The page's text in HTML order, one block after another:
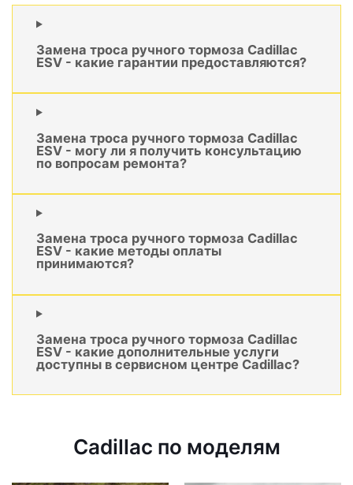
Замена троса ручного тормоза Cadillac
ESV - какие гарантии предоставляются?
Замена троса ручного тормоза Cadillac
ESV - могу ли я получить консультацию
по вопросам ремонта?
Замена троса ручного тормоза Cadillac
ESV - какие методы оплаты
принимаются?
Замена троса ручного тормоза Cadillac
ESV - какие дополнительные услуги
доступны в сервисном центре Cadillac?
Cadillac по моделям